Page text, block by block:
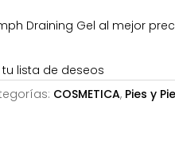
Draining Gel al mejor
lista de deseos
COSMETICA, Pies y